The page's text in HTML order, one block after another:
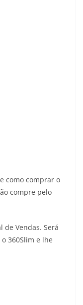
como comprar o
compre pelo
de Vendas. Será
360Slim e lhe